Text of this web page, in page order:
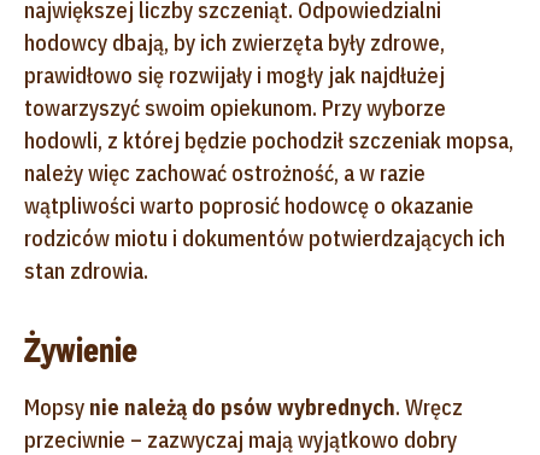
największej liczby szczeniąt. Odpowiedzialni
hodowcy dbają, by ich zwierzęta były zdrowe,
prawidłowo się rozwijały i mogły jak najdłużej
towarzyszyć swoim opiekunom. Przy wyborze
hodowli, z której będzie pochodził szczeniak mopsa,
należy więc zachować ostrożność, a w razie
wątpliwości warto poprosić hodowcę o okazanie
rodziców miotu i dokumentów potwierdzających ich
stan zdrowia.
Żywienie
Mopsy nie należą do psów wybrednych. Wręcz
przeciwnie – zazwyczaj mają wyjątkowo dobry